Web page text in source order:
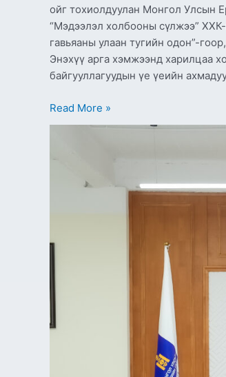
ойг тохиолдуулан Монгол Улсын
“Мэдээлэл холбооны сүлжээ”
гавьяаны улаан тугийн одон”-
Энэхүү арга хэмжээнд харилцаа
байгууллагуудын үе үеийн
Read More »
хөгжлийн
санал